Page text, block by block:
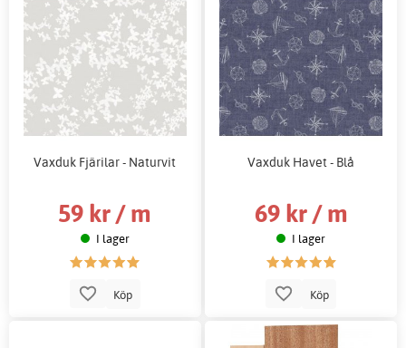
Vaxduk Fjärilar - Naturvit
59 kr / m
I lager
Köp
Vaxduk Havet - Blå
69 kr / m
I lager
Köp